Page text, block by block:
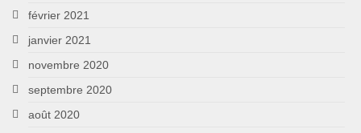
février 2021
janvier 2021
novembre 2020
septembre 2020
août 2020